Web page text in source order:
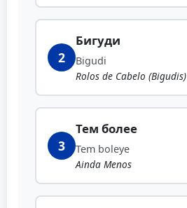
2
Бигуди
Bigudi
Rolos de Cabelo (Bigudis)
3
Тем более
Tem boleye
Ainda Menos